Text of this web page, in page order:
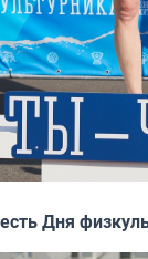
Дня